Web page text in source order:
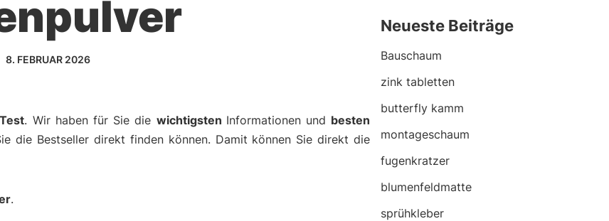
8. FEBRUAR 2026
Test. Wir haben für Sie die wichtigsten Informationen und besten
die Bestseller direkt finden können. Damit können Sie direkt die
.
Neueste Beiträge
Bauschaum
zink tabletten
butterfly kamm
montageschaum
fugenkratzer
blumenfeldmatte
sprühkleber